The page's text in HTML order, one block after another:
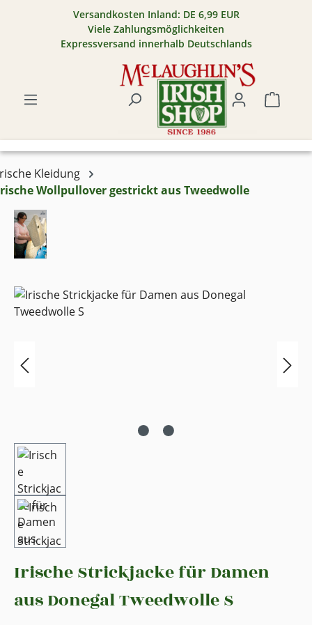
Zum Hauptinhalt springenVersandkosten Inland: DE 6,99 EUR
Viele Zahlungsmöglichkeiten
Expressversand innerhalb Deutschlands
Kleidung
Wollpullover gestrickt aus Tweedwolle
Bildergalerie überspringen
Irische Strickjacke für Damen
aus Donegal Tweedwolle S